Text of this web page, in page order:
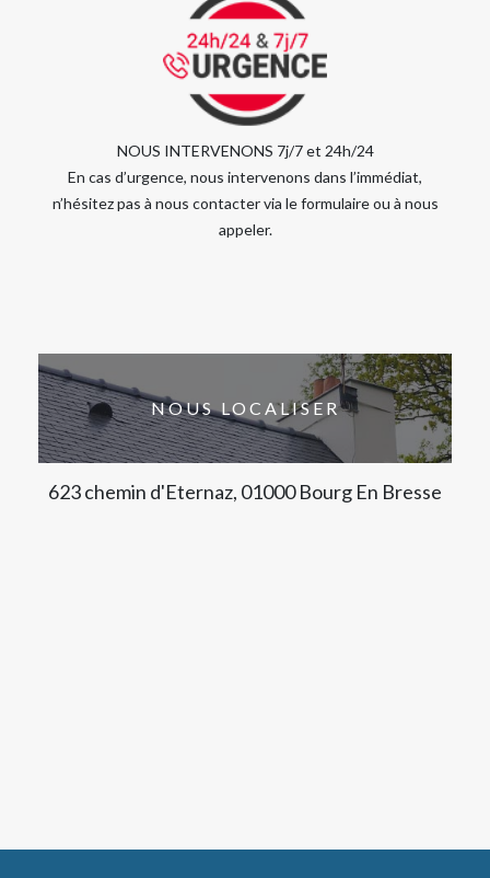
NOUS INTERVENONS 7j/7 et 24h/24
En cas d’urgence, nous intervenons dans l’immédiat,
n’hésitez pas à nous contacter via le formulaire ou à nous
appeler.
NOUS LOCALISER
623 chemin d'Eternaz, 01000 Bourg En Bresse